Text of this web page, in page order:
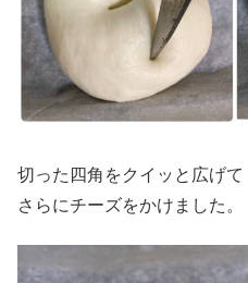
切った四角をクイッと広げて
さらにチーズをかけました。